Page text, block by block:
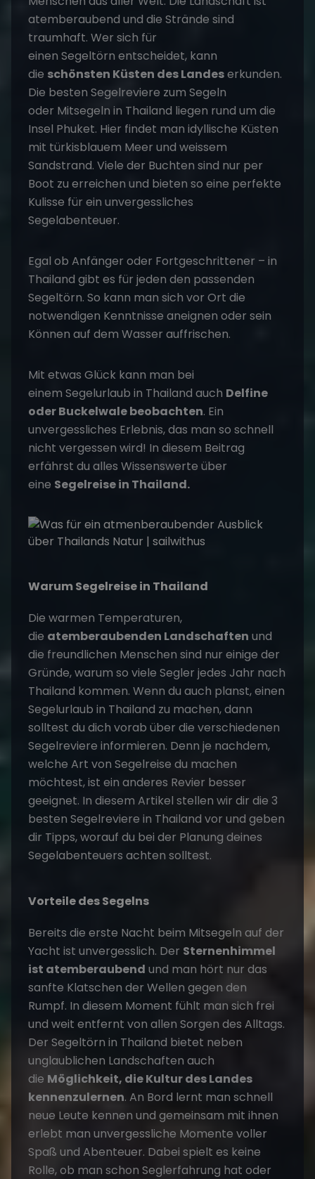
atemberaubend und die Strände sind
traumhaft. Wer sich für
einen Segeltörn entscheidet, kann
die schönsten Küsten des Landeserkunden.
Die besten Segelreviere zum Segeln
oder Mitsegeln in Thailand liegen rund um die
Insel Phuket. Hier findet man idyllische Küsten
mit türkisblauem Meer und weissem
Sandstrand. Viele der Buchten sind nur per
Boot zu erreichen und bieten so eine perfekte
Kulisse für ein unvergessliches
Segelabenteuer.
Egal ob Anfänger oder Fortgeschrittener – in
Thailand gibt es für jeden den passenden
Segeltörn. So kann man sich vor Ort die
notwendigen Kenntnisse aneignen oder sein
Können auf dem Wasser auffrischen.
Mit etwas Glück kann man bei
einem Segelurlaub in Thailand auch Delfine
oder Buckelwale beobachten. Ein
unvergessliches Erlebnis, das man so schnell
nicht vergessen wird! In diesem Beitrag
erfährst du alles Wissenswerte über
eine Segelreise in Thailand.
Warum Segelreise in Thailand
Die warmen Temperaturen,
die atemberaubenden Landschaften und
die freundlichen Menschen sind nur einige der
Gründe, warum so viele Segler jedes Jahr nach
Thailand kommen. Wenn du auch planst, einen
Segelurlaub in Thailand zu machen, dann
solltest du dich vorab über die verschiedenen
Segelreviere informieren. Denn je nachdem,
welche Art von Segelreise du machen
möchtest, ist ein anderes Revier besser
geeignet. In diesem Artikel stellen wir dir die 3
besten Segelreviere in Thailand vor und geben
dir Tipps, worauf du bei der Planung deines
Segelabenteuers achten solltest.
Vorteile des Segelns
Bereits die erste Nacht beim Mitsegeln auf der
Yacht ist unvergesslich. Der Sternenhimmel
ist atemberaubend und man hört nur das
sanfte Klatschen der Wellen gegen den
Rumpf. In diesem Moment fühlt man sich frei
und weit entfernt von allen Sorgen des Alltags.
Der Segeltörn in Thailand bietet neben
unglaublichen Landschaften auch
die Möglichkeit, die Kultur des Landes
kennenzulernen. An Bord lernt man schnell
neue Leute kennen und gemeinsam mit ihnen
erlebt man unvergessliche Momente voller
Spaß und Abenteuer. Dabei spielt es keine
Rolle, ob man schon Seglerfahrung hat oder